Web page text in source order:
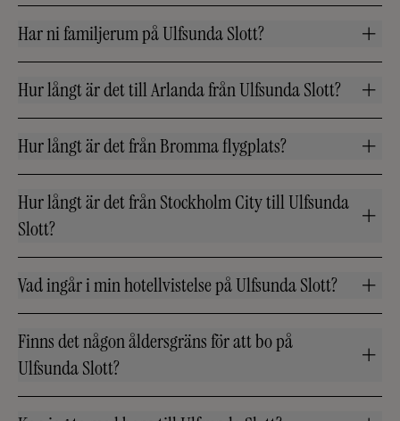
Har ni familjerum på Ulfsunda Slott?
Hur långt är det till Arlanda från Ulfsunda Slott?
Hur långt är det från Bromma flygplats?
Hur långt är det från Stockholm City till Ulfsunda
Slott?
Vad ingår i min hotellvistelse på Ulfsunda Slott?
Finns det någon åldersgräns för att bo på
Ulfsunda Slott?